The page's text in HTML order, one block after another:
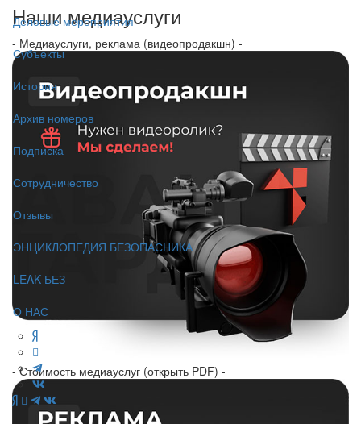
Деловые мероприятия
Субъекты
История
Архив номеров
Подписка
Сотрудничество
Отзывы
ЭНЦИКЛОПЕДИЯ БЕЗОПАСНИКА
LEAK-БЕЗ
О НАС
Наши медиауслуги
- Медиауслуги, реклама (видеопродакшн) -
- Стоимость медиауслуг (открыть PDF) -